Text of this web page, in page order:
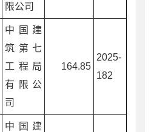
限公司
中国建
筑第七
工程局
有限公
司
164.85
2025-
182
中国建